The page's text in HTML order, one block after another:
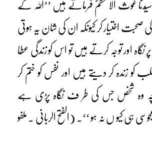
غوث الاعظمؓ فرماتے ہیں ’’اللہ کے
کی صحبت اختیار کر کیونکہ ان کی شان یہ ہوتی
اور توجہ کرتے ہیں تو اس کو زندگی عطا
کو زندہ کر دیتے ہیں اور نفس کو ختم کر
وہ شخص جس کی طر ف نگاہ پڑی ہے
ہی کیو ں نہ ہو ‘‘۔ (الفتح الربانی ۔ ملفو